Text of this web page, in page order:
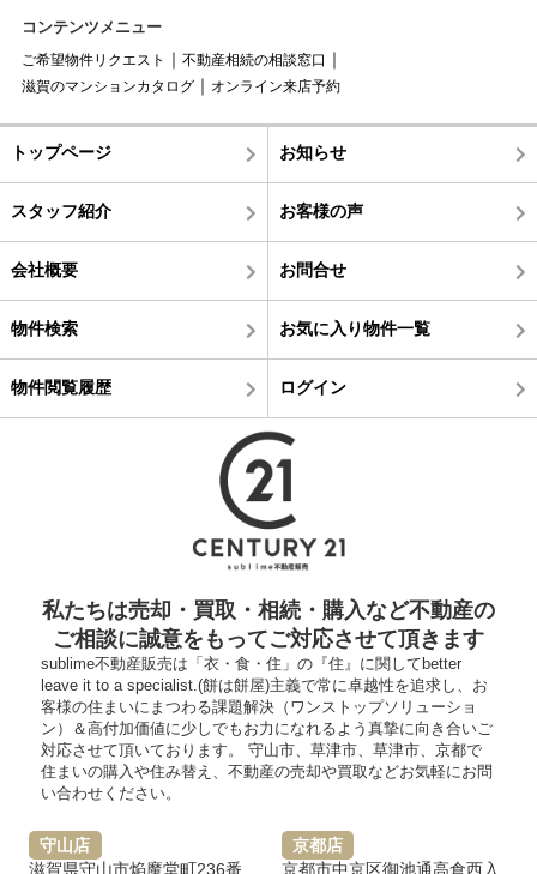
コンテンツメニュー
ご希望物件リクエスト
不動産相続の相談窓口
滋賀のマンションカタログ
オンライン来店予約
トップページ お知らせ
スタッフ紹介 お客様の声
会社概要 お問合せ
物件検索 お気に入り物件一覧
物件閲覧履歴 ログイン
私たちは売却・買取・相続・購入など不動産の
ご相談に誠意をもってご対応させて頂きます
sublime不動産販売は「衣・食・住」の『住』に関してbetter
leave it to a specialist.(餅は餅屋)主義で常に卓越性を追求し、お
客様の住まいにまつわる課題解決（ワンストップソリューショ
ン）＆高付加価値に少しでもお力になれるよう真摯に向き合いご
対応させて頂いております。 守山市、草津市、草津市、京都で
住まいの購入や住み替え、不動産の売却や買取などお気軽にお問
い合わせください。
守山店
滋賀県守山市焔魔堂町236番
京都店
京都市中京区御池通高倉西入